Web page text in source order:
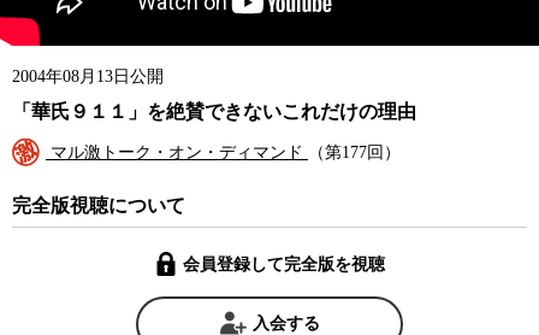
2004年08月13日公開
「華氏９１１」を絶賛できないこれだけの理由
マル激トーク・オン・ディマンド （第177回）
完全版視聴について
会員登録して完全版を視聴
入会する